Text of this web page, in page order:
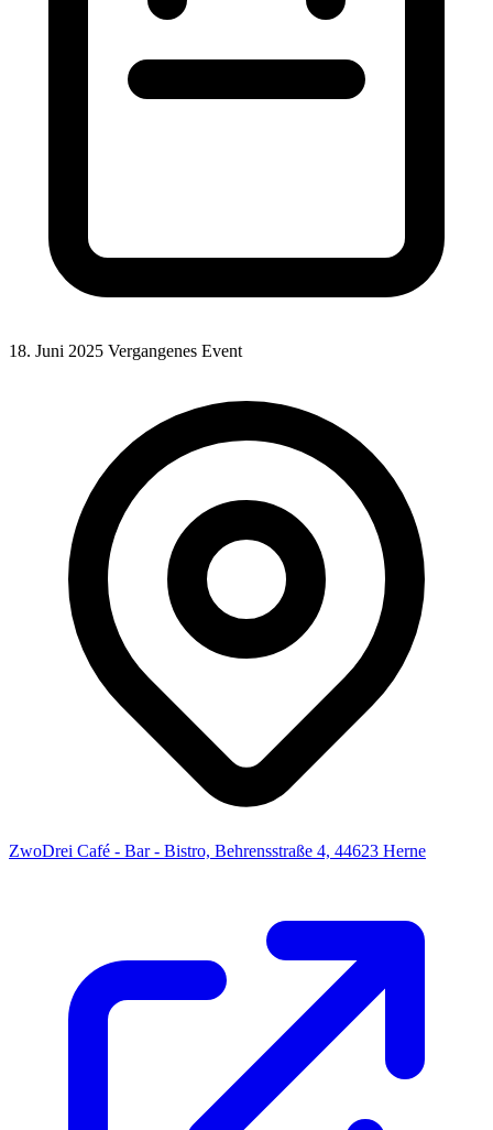
18. Juni 2025 Vergangenes Event
ZwoDrei Café - Bar - Bistro, Behrensstraße 4, 44623 Herne